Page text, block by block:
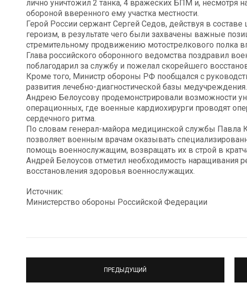
лично уничтожил 2 танка, 4 вражеских БПМ и, несмотря
обороной вверенного ему участка местности.
Герой России сержант Сергей Седов, действуя в
героизм, в результате чего были захвачены важные
стремительному продвижению мотострелкового полка
Глава российского оборонного ведомства поздравил
поблагодарил за службу и пожелал скорейшего
Кроме того, Министр обороны РФ пообщался с
развития лечебно-диагностической базы медучреждения.
Андрею Белоусову продемонстрировали возможности
операционных, где военные кардиохирурги проводят
сердечного ритма.
По словам генерал-майора медицинской службы Павла
позволяет военным врачам оказывать
помощь военнослужащим, возвращать их в строй в
Андрей Белоусов отметил необходимость наращивания
восстановления здоровья военнослужащих.
Источник:
Министерство обороны Российской Федерации
ПРЕДЫДУЩИЙ